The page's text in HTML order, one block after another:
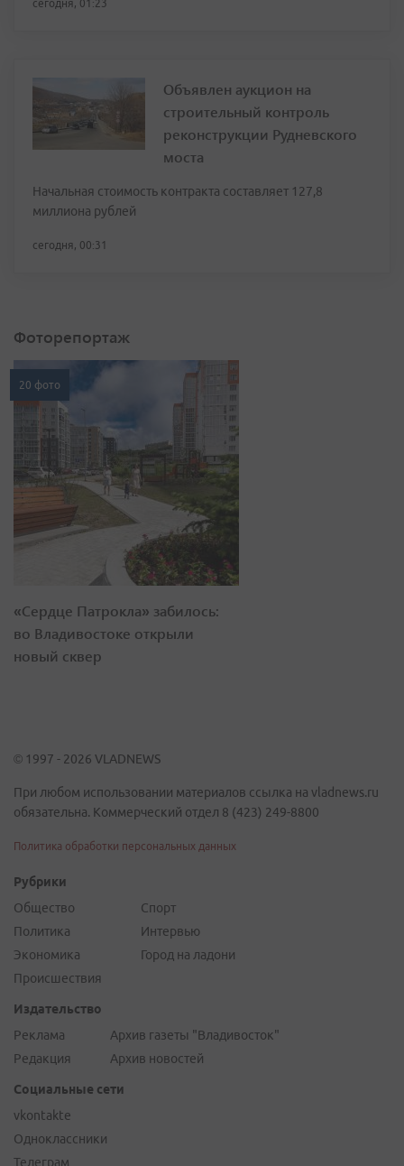
сегодня, 01:23
Объявлен аукцион на
строительный контроль
реконструкции Рудневского
моста
Начальная стоимость контракта составляет 127,8
миллиона рублей
сегодня, 00:31
Фоторепортаж
20 фото
«Сердце Патрокла» забилось:
во Владивостоке открыли
новый сквер
© 1997 - 2026 VLADNEWS
При любом использовании материалов ссылка на vladnews.ru
обязательна. Коммерческий отдел 8 (423) 249-8800
Политика обработки персональных данных
Рубрики
Общество
Политика
Экономика
Происшествия
Спорт
Интервью
Город на ладони
Издательство
Реклама
Редакция
Архив газеты "Владивосток"
Архив новостей
Социальные сети
vkontakte
Одноклассники
Телеграм